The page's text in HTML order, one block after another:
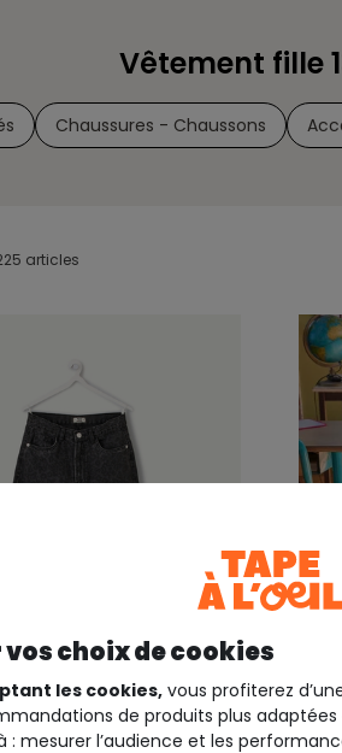
Vêtement fille
Chaussures - Chaussons
articles
A L'OEIL
vos choix de cookies
les cookies, vous profiterez
de produits plus adaptées
: mesurer l’audience et les